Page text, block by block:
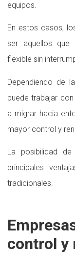
equipos.
En estos casos,
ser aquellos que
flexible sin
Dependiendo de
puede trabajar
a migrar hacia
mayor control y
La posibilidad
principales
tradicionales.
control y